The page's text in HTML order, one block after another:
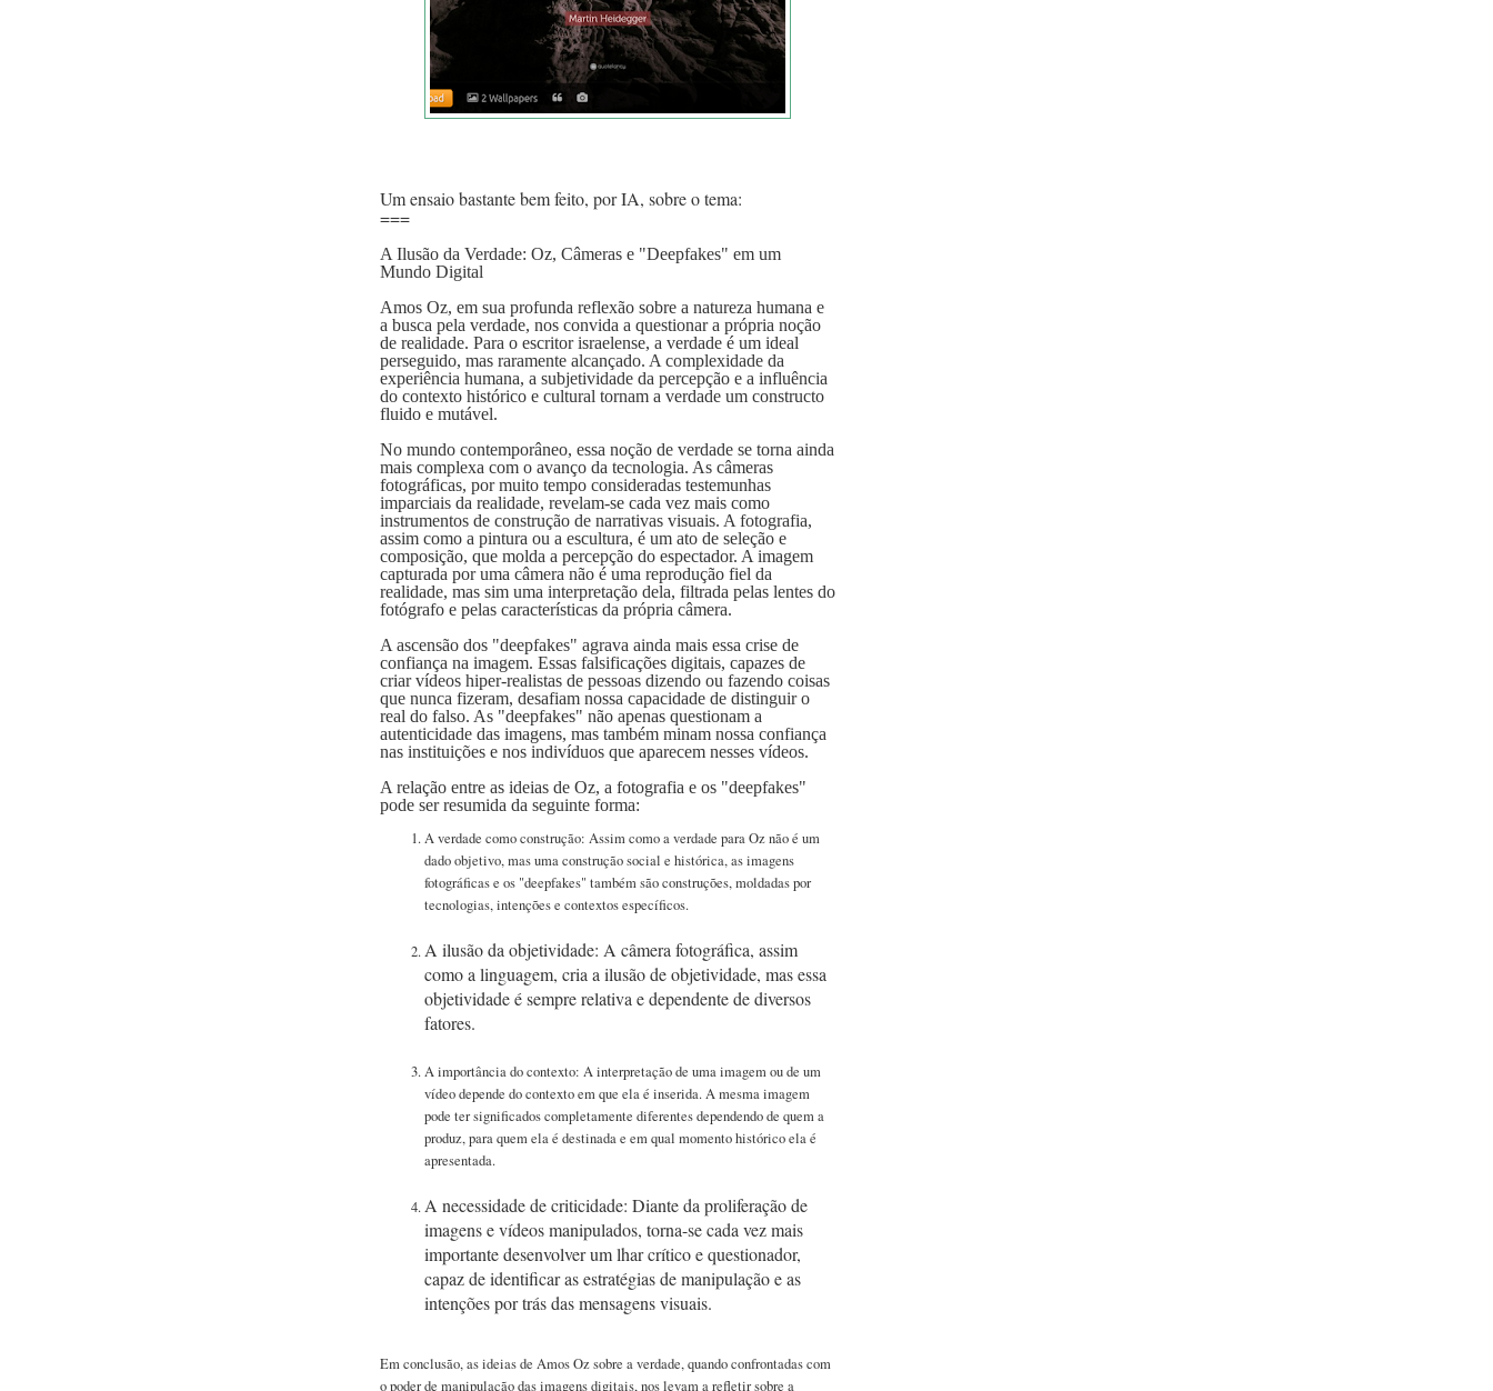
Um ensaio bastante bem feito, por IA, sobre o tema:
===
A Ilusão da Verdade: Oz, Câmeras e "Deepfakes" em um
Mundo Digital
Amos Oz, em sua profunda reflexão sobre a natureza humana e
a busca pela verdade, nos convida a questionar a própria noção
de realidade. Para o escritor israelense, a verdade é um ideal
perseguido, mas raramente alcançado. A complexidade da
experiência humana, a subjetividade da percepção e a influência
do contexto histórico e cultural tornam a verdade um constructo
fluido e mutável.
No mundo contemporâneo, essa noção de verdade se torna ainda
mais complexa com o avanço da tecnologia. As câmeras
fotográficas, por muito tempo consideradas testemunhas
imparciais da realidade, revelam-se cada vez mais como
instrumentos de construção de narrativas visuais. A fotografia,
assim como a pintura ou a escultura, é um ato de seleção e
composição, que molda a percepção do espectador. A imagem
capturada por uma câmera não é uma reprodução fiel da
realidade, mas sim uma interpretação dela, filtrada pelas lentes do
fotógrafo e pelas características da própria câmera.
A ascensão dos "deepfakes" agrava ainda mais essa crise de
confiança na imagem. Essas falsificações digitais, capazes de
criar vídeos hiper-realistas de pessoas dizendo ou fazendo coisas
que nunca fizeram, desafiam nossa capacidade de distinguir o
real do falso. As "deepfakes" não apenas questionam a
autenticidade das imagens, mas também minam nossa confiança
nas instituições e nos indivíduos que aparecem nesses vídeos.
A relação entre as ideias de Oz, a fotografia e os "deepfakes"
pode ser resumida da seguinte forma:
A verdade como construção: Assim como a verdade para Oz não é um
dado objetivo, mas uma construção social e histórica, as imagens
fotográficas e os "deepfakes" também são construções, moldadas por
tecnologias, intenções e contextos específicos.
A ilusão da objetividade: A câmera fotográfica, assim
como a linguagem, cria a ilusão de objetividade, mas essa
objetividade é sempre relativa e dependente de diversos
fatores.
A importância do contexto: A interpretação de uma imagem ou de um
vídeo depende do contexto em que ela é inserida. A mesma imagem
pode ter significados completamente diferentes dependendo de quem a
produz, para quem ela é destinada e em qual momento histórico ela é
apresentada.
A necessidade de criticidade: Diante da proliferação de
imagens e vídeos manipulados, torna-se cada vez mais
importante desenvolver um lhar crítico e questionador,
capaz de identificar as estratégias de manipulação e as
intenções por trás das mensagens visuais.
Em conclusão, as ideias de Amos Oz sobre a verdade, quando confrontadas com
o poder de manipulação das imagens digitais, nos levam a refletir sobre a